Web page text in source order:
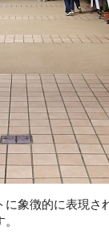
象徴的に表現